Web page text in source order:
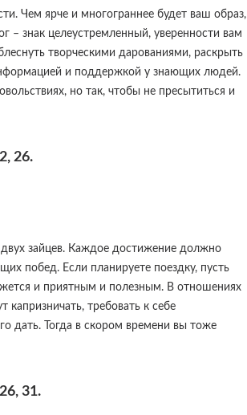
Чем ярче и многограннее будет ваш образ,
– знак целеустремленный, уверенности вам
творческими дарованиями, раскрыть
и поддержкой у знающих людей.
но так, чтобы не пресытиться и
26.
зайцев. Каждое достижение должно
побед. Если планируете поездку, пусть
и приятным и полезным. В отношениях
требовать к себе
дать. Тогда в скором времени вы тоже
31.